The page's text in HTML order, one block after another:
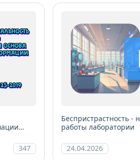
347
Беспристрастность -
работы лаборатории
24.04.2026